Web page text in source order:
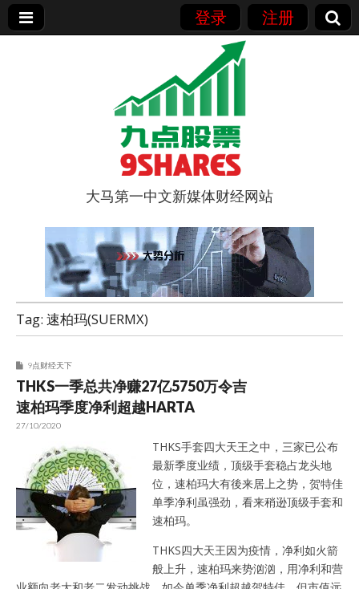
登录 注册
9点股票
大马第一中文新媒体财经网站
Tag: 速柏玛(SUERMX)
9点财经天下
THKS一季总共净赚27亿5750万令吉
速柏玛季度净利超越HARTA
27/10/2020
THKS手套四大天王之中，三家已公布
最新季度业绩，顶级手套稳占龙头地
位，速柏玛大有後来居上之势，贺特佳
单季净利虽强劲，看来稍逊顶级手套和
速柏玛。
THKS四大天王因为疫情，净利如火箭
般上升，速柏玛来势汹汹，用净利和营